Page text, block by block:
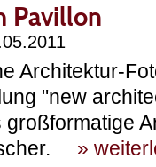
Pavillon
Architektur-
"new
großformatige
»